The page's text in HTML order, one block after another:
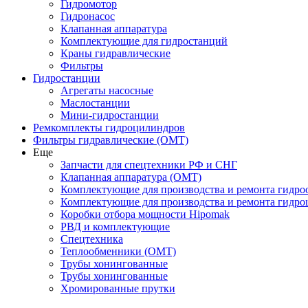
Гидромотор
Гидронасос
Клапанная аппаратура
Комплектующие для гидростанций
Краны гидравлические
Фильтры
Гидростанции
Агрегаты насосные
Маслостанции
Мини-гидростанции
Ремкомплекты гидроцилиндров
Фильтры гидравлические (OMT)
Еще
Запчасти для спецтехники РФ и СНГ
Клапанная аппаратура (OMT)
Комплектующие для производства и ремонта
Комплектующие для производства и ремонта
Коробки отбора мощности Hipomak
РВД и комплектующие
Спецтехника
Теплообменники (OMT)
Трубы хонингованные
Трубы хонингованные
Хромированные прутки